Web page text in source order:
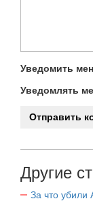
Уведомить
Уведомлять
Другие
За что убили